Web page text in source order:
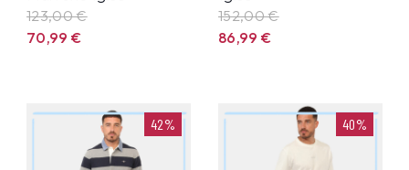
123,00 €
70,99€
152,00 €
86,99€
42% 40%